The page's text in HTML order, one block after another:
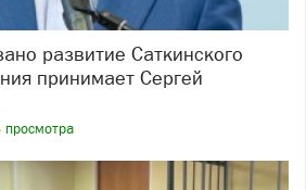
принимает Сергей